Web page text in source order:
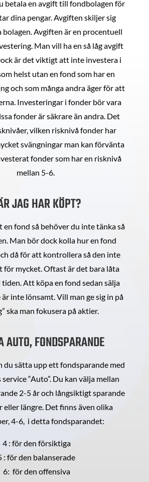
betala en avgift till fondbolagen för
dina pengar. Avgiften skiljer sig
bolagen. Avgiften är en procentuell
Man vill ha en så låg avgift
är det viktigt att inte investera i
helst utan en fond som har en
och som många andra äger för att
Investeringar i fonder bör vara
fonder är säkrare än andra. Det
vilken risknivå fonder har
svängningar man kan förvänta
fonder som har en risknivå
mellan 5-6.
JAG HAR KÖPT?
en fond så behöver du inte tänka så
Man bör dock kolla hur en fond
då för att kontrollera så den inte
för mycket. Oftast är det bara låta
tiden. Att köpa en fond sedan sälja
inte lönsamt. Vill man ge sig in på
ska man fokusera på aktier.
AUTO, FONDSPARANDE
du sätta upp ett fondsparande med
“Auto”. Du kan välja mellan
2-5 år och långsiktigt sparande
eller längre. Det finns även olika
4-6, i detta fondsparandet:
4 : för den försiktiga
: för den balanserade
6: för den offensiva